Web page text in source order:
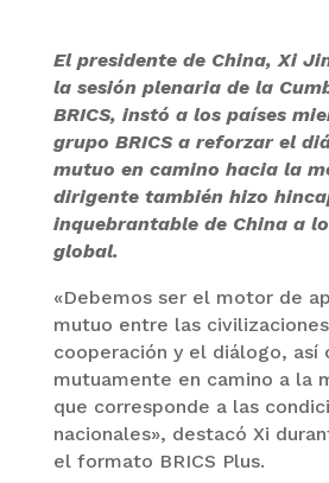
El presidente de China, Xi
la sesión plenaria de la
BRICS, instó a los países
grupo BRICS a reforzar el
mutuo en camino hacia la
dirigente también hizo
inquebrantable de China a
global.
«Debemos ser el motor de
mutuo entre las
cooperación y el diálogo, así
mutuamente en camino a la
que corresponde a las
nacionales», destacó Xi
el formato BRICS Plus.